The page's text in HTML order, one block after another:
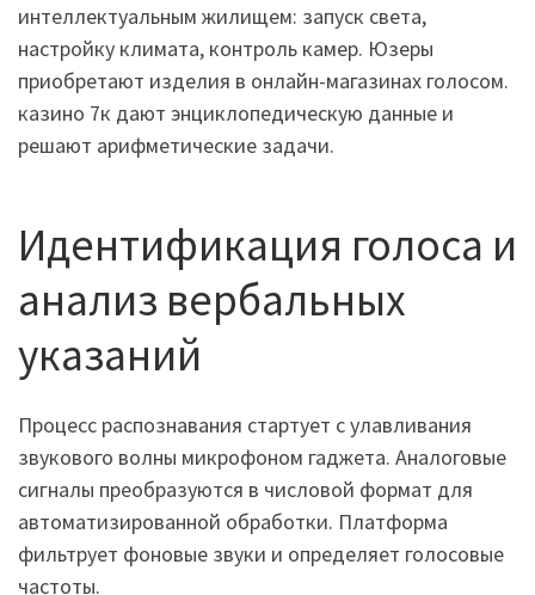
интеллектуальным жилищем: запуск света,
настройку климата, контроль камер. Юзеры
приобретают изделия в онлайн-магазинах голосом.
казино 7к дают энциклопедическую данные и
решают арифметические задачи.
Идентификация голоса и
анализ вербальных
указаний
Процесс распознавания стартует с улавливания
звукового волны микрофоном гаджета. Аналоговые
сигналы преобразуются в числовой формат для
автоматизированной обработки. Платформа
фильтрует фоновые звуки и определяет голосовые
частоты.